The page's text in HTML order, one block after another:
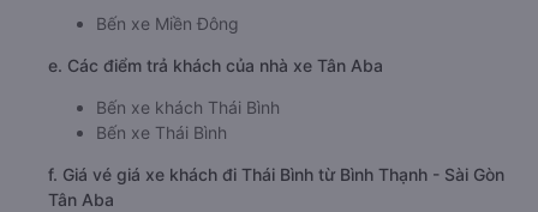
Bến xe Miền Đông
e. Các điểm trả khách của nhà xe Tân Aba
Bến xe khách Thái Bình
Bến xe Thái Bình
f. Giá vé giá xe khách đi Thái Bình từ Bình Thạnh - Sài Gòn
Tân Aba